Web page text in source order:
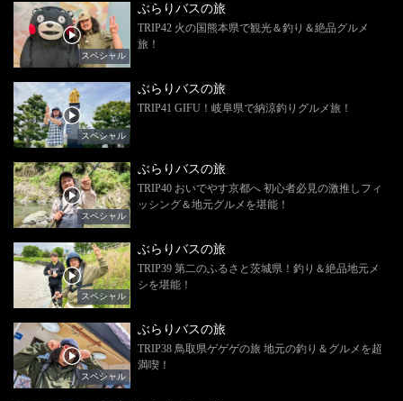
スペシャル
ぶらりバスの旅
TRIP42 火の国熊本県で観光＆釣り＆絶品グルメ
旅！
スペシャル
ぶらりバスの旅
TRIP41 GIFU！岐阜県で納涼釣りグルメ旅！
スペシャル
ぶらりバスの旅
TRIP40 おいでやす京都へ 初心者必見の激推しフィ
ッシング＆地元グルメを堪能！
スペシャル
ぶらりバスの旅
TRIP39 第二のふるさと茨城県！釣り＆絶品地元メ
シを堪能！
スペシャル
ぶらりバスの旅
TRIP38 鳥取県ゲゲゲの旅 地元の釣り＆グルメを超
満喫！